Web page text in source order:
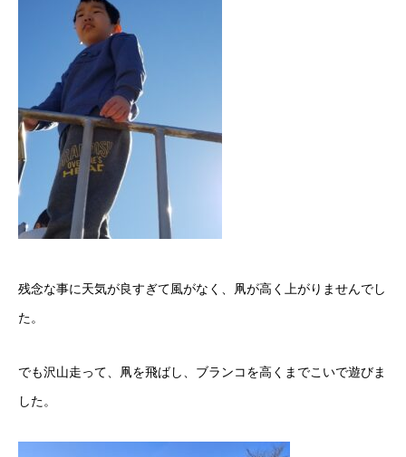
残念な事に天気が良すぎて風がなく、凧が高く上がりませんでし
た。
でも沢山走って、凧を飛ばし、ブランコを高くまでこいで遊びま
した。